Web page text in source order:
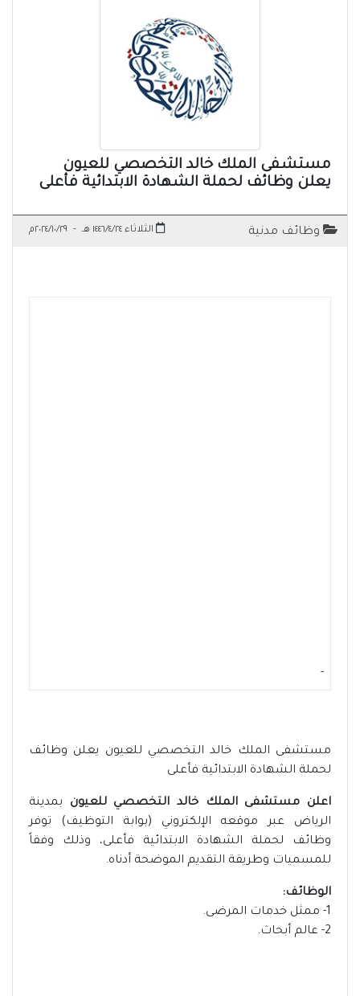
مستشفى الملك خالد التخصصي للعيون
يعلن وظائف لحملة الشهادة الابتدائية فأعلى
وظائف مدنية الثلاثاء ١٤٤٦/٤/٢٤ هـ - ٢٠٢٤/١٠/٢٩م
-
مستشفى الملك خالد التخصصي للعيون يعلن وظائف
لحملة الشهادة الابتدائية فأعلى
اعلن مستشفى الملك خالد التخصصي للعيون بمدينة
الرياض عبر موقعه الإلكتروني (بوابة التوظيف) توفر
وظائف لحملة الشهادة الابتدائية فأعلى، وذلك وفقاً
للمسميات وطريقة التقديم الموضحة أدناه.
الوظائف:
1- ممثل خدمات المرضى.
2- عالم أبحاث.